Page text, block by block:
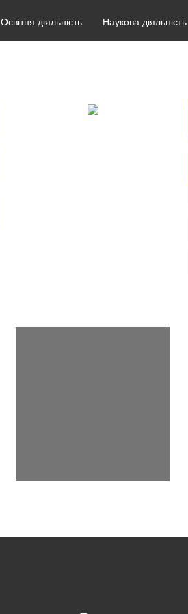
Освітня діяльність Наукова діяльність